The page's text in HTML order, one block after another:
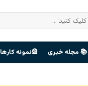
📚 مجله خبری 🎡نمونه کارها